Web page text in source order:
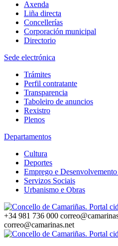
Axenda
Liña directa
Concellerías
Corporación municipal
Directorio
Sede electrónica
Trámites
Perfil contratante
Transparencia
Taboleiro de anuncios
Rexistro
Plenos
Departamentos
Cultura
Deportes
Emprego e
Servizos Sociais
Urbanismo e Obras
+34 981 736 000
correo@camarinas.net